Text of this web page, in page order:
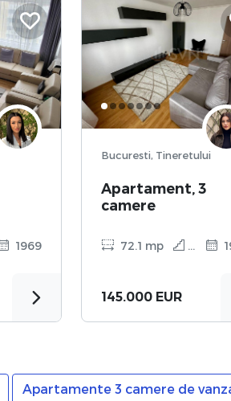
1969
Bucuresti, Tineretului
Apartament, 3
camere
72.1 mp 10
145.000 EUR
Apartamente 3 camere de